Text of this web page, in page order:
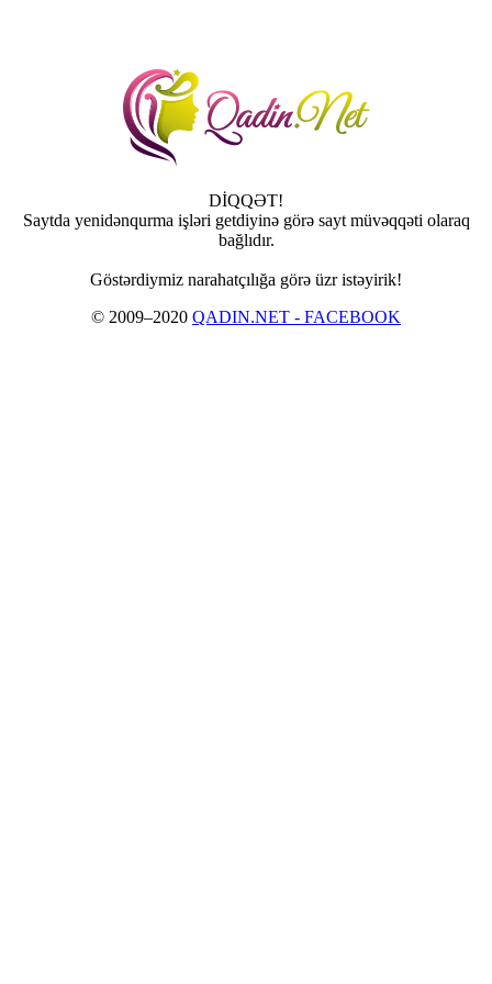
DİQQƏT!
Saytda yenidənqurma işləri getdiyinə görə sayt müvəqqəti olaraq
bağlıdır.
Göstərdiymiz narahatçılığa görə üzr istəyirik!
© 2009–2020 QADIN.NET - FACEBOOK